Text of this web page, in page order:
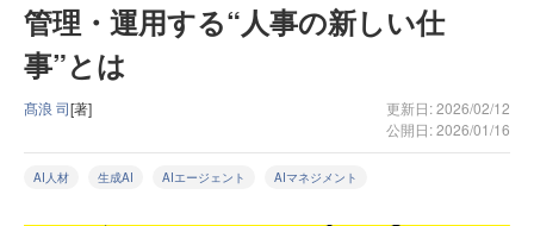
管理・運用する“人事の新しい仕
事”とは
髙浪 司[著]
更新日: 2026/02/12
公開日: 2026/01/16
AI人材 生成AI AIエージェント AIマネジメント